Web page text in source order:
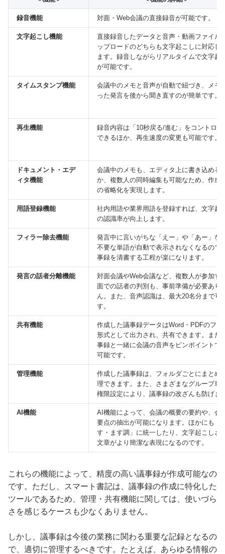
録音機能 対面・Web会議の直接録音が可能です。
文字起こし機能
直接録音したデータと音声・動画ファイル
ップロードのどちらも文字起こしに対応し
ます。録音しながらリアルタイムで文字起
が可能です。
タイムスタンプ機能
会議中のメモと音声が自動で紐づき、メモ
った発言を後から聞き直すのが簡単です。
再生機能
録音内容は「10秒戻る/進む」をコントロー
できるほか、再生速度の変更も可能です。
ドキュメント・エデ
ィタ機能
会議中のメモも、エディタ上に書き込める
か、複数人の同時編集も可能なため、作成
の省略化を実現します。
用語登録機能
社内用語や業界用語を登録すれば、文字起
の認識率が向上します。
フィラー除去機能
発言中に言いがちな「えー」や「あー」な
不要な単語が自動で表示されなくなるので
事録を清書する工程が楽になります。
発言の話者分離機能
対面会議やWeb会議など、複数人が参加す
面での話者の判別も、事前準備が必要あり
ん。また、音声認識は、最大20名分まで可
す。
共有機能
作成した議事録データはWord・PDFのファ
形式として出力され、共有できます。また
事録と一緒に会議の音声をピンポイントで
可能です。
管理機能
作成した議事録は、フォルダごとにまとめ
理できます。また、さまざまなグループ単
権限設定により、議事録の改ざんも防げま
AI機能
AI機能によって、会議の概要の要約や、会
要点の抽出が可能になります。ほかにも「
す・ます調」に統一したり、文字起こしさ
文章がより簡潔な表現になるのです。
これらの機能によって、精度の高い議事録が作成可能なの
です。ただし、スマート書記は、議事録の作成に特化した
ツールであるため、管理・共有機能に関しては、使いづら
さを感じるケースも少なくありません。
しかし、議事録は今後の業務に関わる重要な記録となるの
で、適切に管理するべきです。たとえば、あらゆる情報の